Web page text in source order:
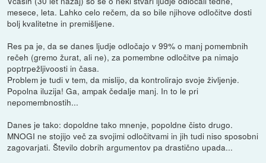
mesece, leta. Lahko celo rečem, da so bile njihove odločitve dosti
bolj kvalitetne in premišljene.
Res pa je, da se danes ljudje odločajo v 99% o manj pomembnih
rečeh (gremo žurat, ali ne), za pomembne odločitve pa nimajo
poptrpežljivoosti in časa.
Problem je tudi v tem, da mislijo, da kontrolirajo svoje življenje.
Popolna iluzija! Ga, ampak čedalje manj. In to le pri
nepomembnostih...
Danes je tako: dopoldne tako mnenje, popoldne čisto drugo.
MNOGI ne stojijo več za svojimi odločitvami in jih tudi niso sposobni
zagovarjati. Število dobrih argumentov pa drastično upada...